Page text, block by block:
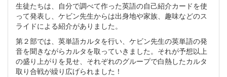
生徒たちは、自分で調べて作った英語の自己紹介カードを使
って発表し、ケビン先生からは出身地や家族、趣味などのス
ライドによる紹介がありました。
第２部では、英単語カルタを行い、ケビン先生の英単語の発
音を聞きながらカルタを取っていきました。それが予想以上
の盛り上がりを見せ、それぞれのグループで白熱したカルタ
取り合戦が繰り広げられました！